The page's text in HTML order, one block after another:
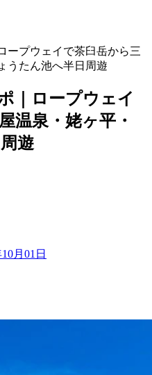
ープウェイで茶臼岳から三
うたん池へ半日周遊
｜ロープウェイ
温泉・姥ヶ平・
遊
月01日